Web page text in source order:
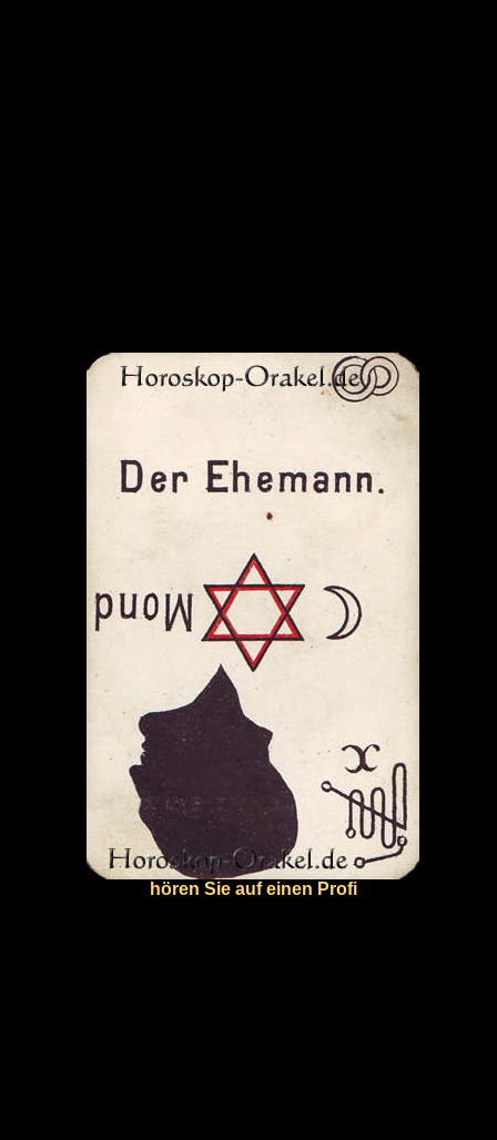
hören Sie auf einen Profi